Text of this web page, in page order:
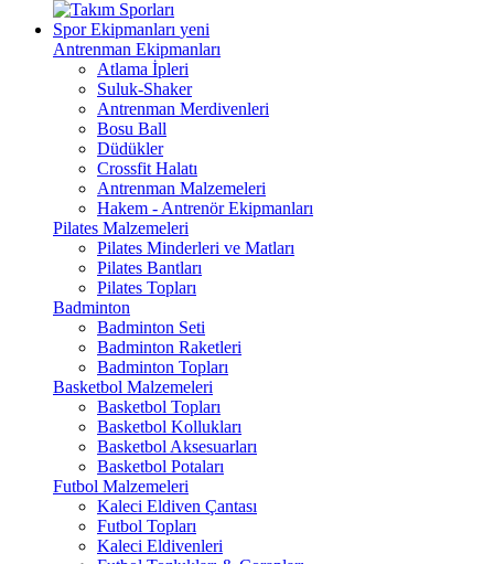
Spor Ekipmanları yeni
Antrenman Ekipmanları
Atlama İpleri
Suluk-Shaker
Antrenman Merdivenleri
Bosu Ball
Düdükler
Crossfit Halatı
Antrenman Malzemeleri
Hakem - Antrenör Ekipmanları
Pilates Malzemeleri
Pilates Minderleri ve Matları
Pilates Bantları
Pilates Topları
Badminton
Badminton Seti
Badminton Raketleri
Badminton Topları
Basketbol Malzemeleri
Basketbol Topları
Basketbol Kollukları
Basketbol Aksesuarları
Basketbol Potaları
Futbol Malzemeleri
Kaleci Eldiven Çantası
Futbol Topları
Kaleci Eldivenleri